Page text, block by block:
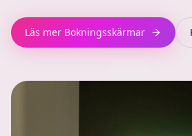
Läs mer Bokningsskärmar